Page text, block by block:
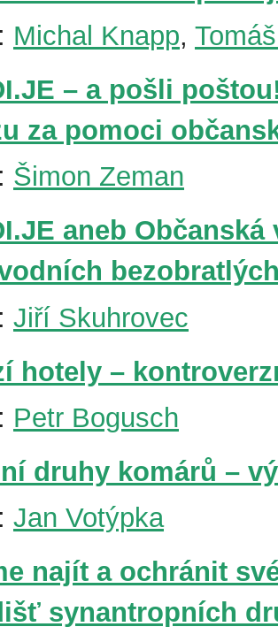
Michal Knapp,
– a pošli
za pomoci
Šimon Zeman
aneb
Jiří Skuhrovec
hotely –
Petr Bogusch
druhy komárů –
Jan Votýpka
najít a ochránit
synantropních